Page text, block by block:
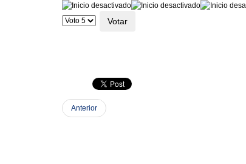
Ratio:0/5
Por
favor,
Anterior